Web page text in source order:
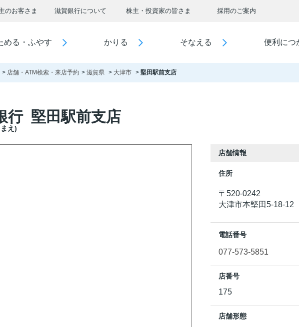
のお客さま 滋賀銀行について 株主・投資家の皆さま 採用のご案内
める・ふやす かりる そなえる 便利につ
店舗・ATM検索・来店予約 滋賀県 大津市 堅田駅前支店
行 堅田駅前支店
え)
店舗情報
住所
〒520-0242
大津市本堅田5-18-12
電話番号
077-573-5851
店番号
175
店舗形態